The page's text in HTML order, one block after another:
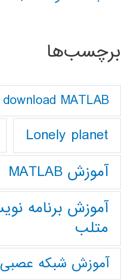
برچسب‌ها
download MATLAB
Lonely planet
آموزش MATLAB
آموزش برنامه
متلب
آموزش شبکه